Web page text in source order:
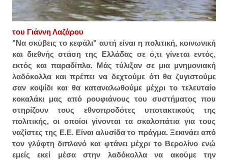
του Γιάννη Λαζάρου
"Να σκύβεις το κεφάλι" αυτή είναι η πολιτική, κοινωνική
και διεθνής στάση της Ελλάδας σε ό,τι γίνεται εντός,
εκτός και παραδίπλα. Μάς τύλιξαν σε μια μνημονιακή
λαδόκολλα και πρέπει να δεχτούμε ότι θα ζυγιστούμε
σαν κοψίδι και θα καταναλωθούμε μέχρι το τελευταίο
κοκαλάκι μας από ρουφιάνους του συστήματος που
στηρίζουν τους εθνοπροδότες υποτακτικούς της
πολιτικής, οι οποίοι γίνονται τα σκαλοπάτια για τους
ναζίστες της Ε.Ε. Είναι αλυσίδα το πράγμα. Ξεκινάει από
τον γλύφτη διπλανό και φτάνει μέχρι το Βερολίνο ενώ
εμείς εκεί μέσα στην λαδόκολλα να ακούμε την